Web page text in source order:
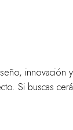
innovación
Si buscas